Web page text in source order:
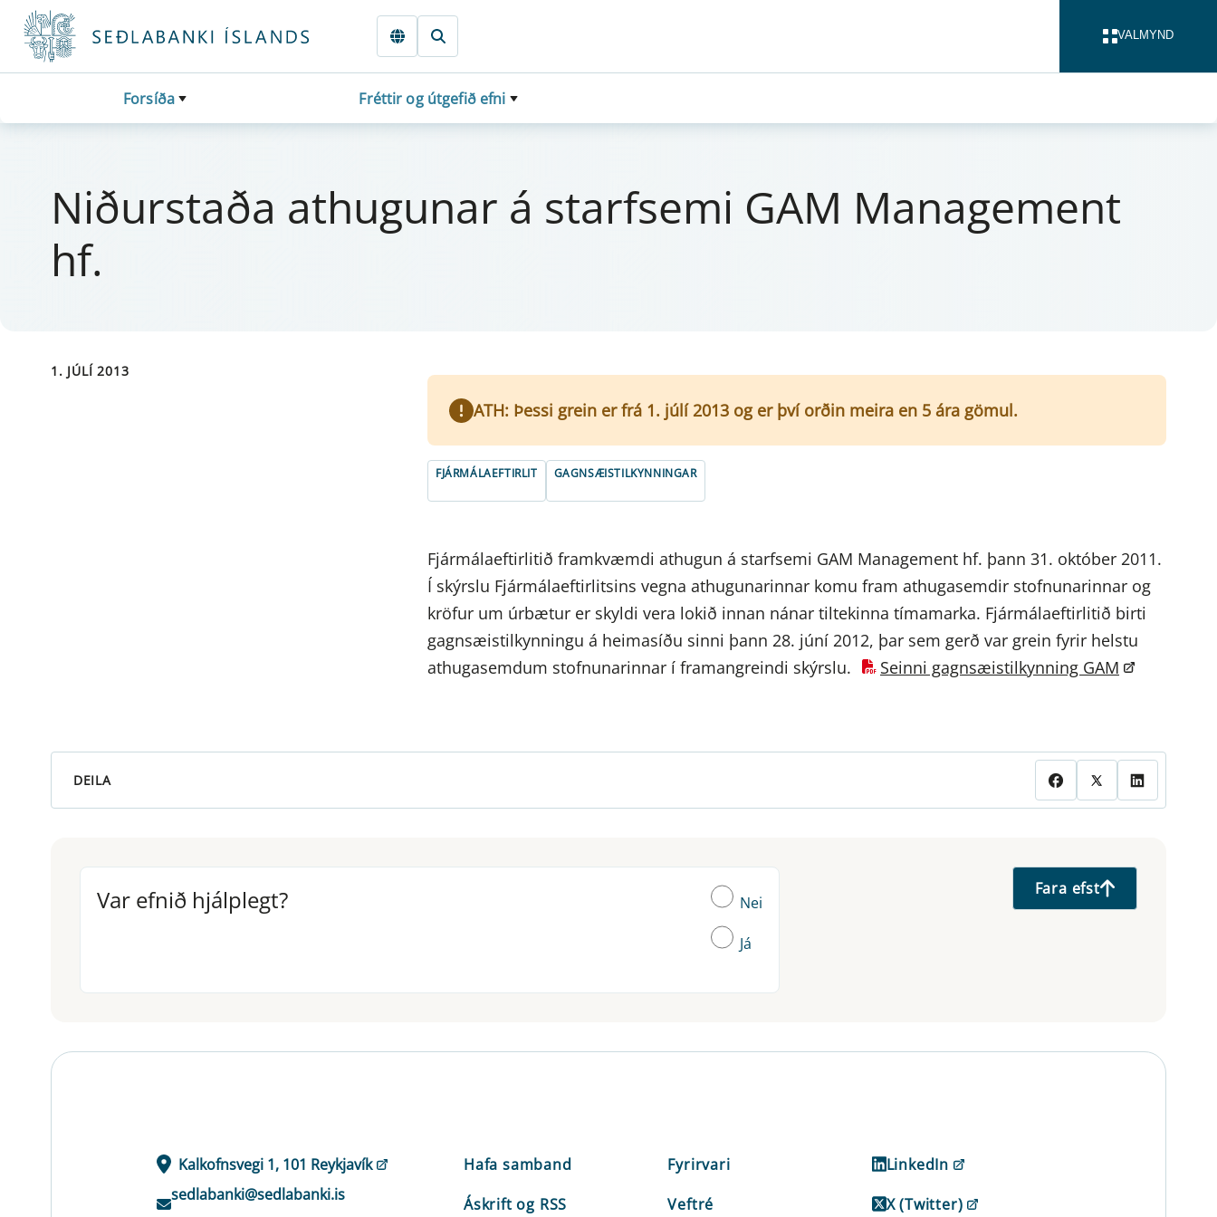
Fara beint í Meginmál
VALMYND
Forsíða Fréttir og útgefið efni
Niðurstaða at­hug­u­n­ar á starf­se­mi GAM Mana­gement
hf.
1. JÚLÍ 2013
ATH: Þessi grein er frá 1. júlí 2013 og er því orðin meira en 5 ára gömul.
FJÁRMÁLAEFTIRLIT GAGNSÆISTILKYNNINGAR
Fjármálaeftirlitið framkvæmdi athugun á starfsemi GAM Management hf. þann 31. október 2011.
Í skýrslu Fjármálaeftirlitsins vegna athugunarinnar komu fram athugasemdir stofnunarinnar og
kröfur um úrbætur er skyldi vera lokið innan nánar tiltekinna tímamarka. Fjármálaeftirlitið birti
gagnsæistilkynningu á heimasíðu sinni þann 28. júní 2012, þar sem gerð var grein fyrir helstu
athugasemdum stofnunarinnar í framangreindi skýrslu.
Seinni gagnsæistilkynning GAM
DEILA
Var efnið hjálplegt?
Var efnið hjálplegt? Nei
Já
Fara efst
Kalkofnsvegi 1, 101 Reykjavík
sedlabanki@sedlabanki.is
Hafa samband
Áskrift og RSS
Fyrirvari
Veftré
LinkedIn
X (Twitter)